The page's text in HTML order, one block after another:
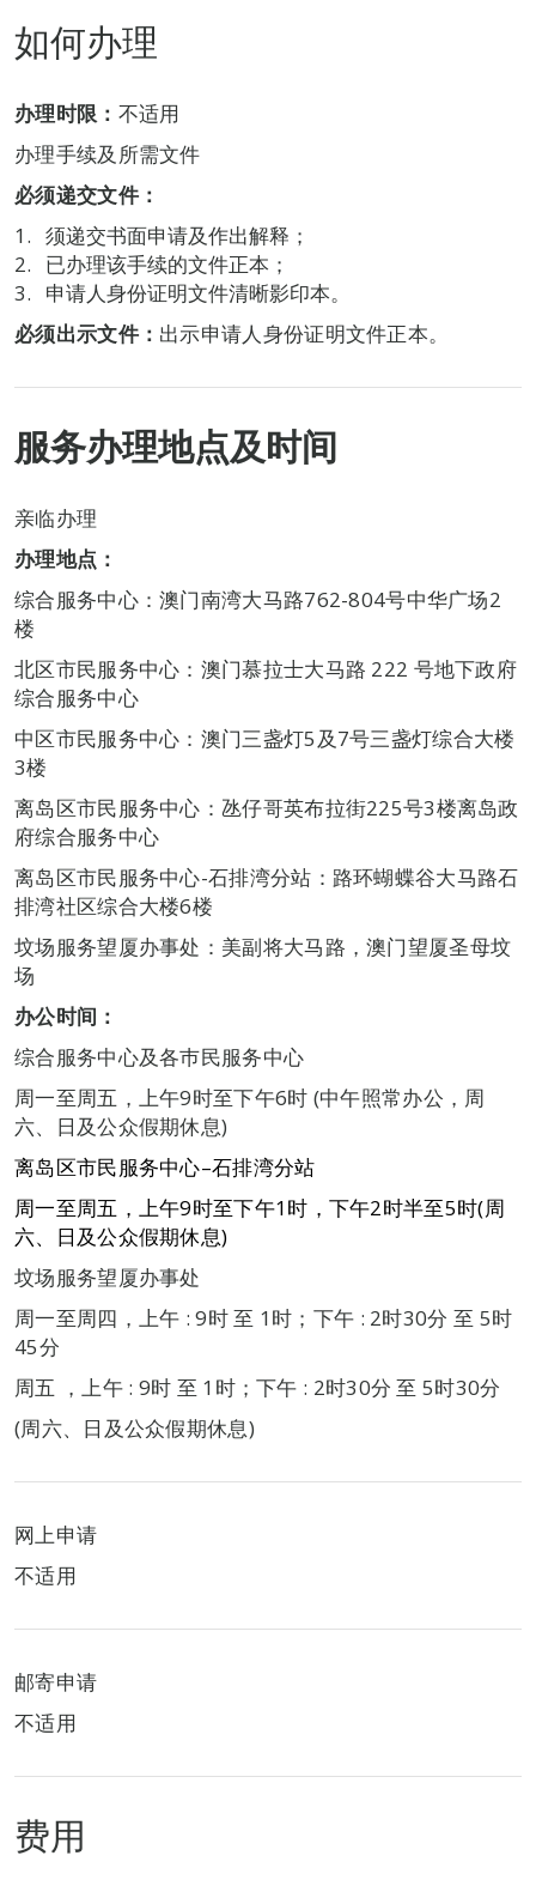
如何办理
办理时限： 不适用
办理手续及所需文件
必须递交文件：
须递交书面申请及作出解释；
已办理该手续的文件正本；
申请人身份证明文件清晰影印本。
必须出示文件： 出示申请人身份证明文件正本。
服务办理地点及时间
亲临办理
办理地点：
综合服务中心：澳门南湾大马路762-804号中华广场2
楼
北区市民服务中心：澳门慕拉士大马路 222 号地下政府
综合服务中心
中区市民服务中心：澳门三盏灯5及7号三盏灯综合大楼
3楼
离岛区市民服务中心：氹仔哥英布拉街225号3楼离岛政
府综合服务中心
离岛区市民服务中心-石排湾分站：路环蝴蝶谷大马路石
排湾社区综合大楼6楼
坟场服务望厦办事处：美副将大马路，澳门望厦圣母坟
场
办公时间：
综合服务中心及各巿民服务中心
周一至周五，上午9时至下午6时 (中午照常办公，周
六、日及公众假期休息)
离岛区市民服务中心–石排湾分站
周一至周五，上午9时至下午1时，下午2时半至5时(周
六、日及公众假期休息)
坟场服务望厦办事处
周一至周四，上午 : 9时 至 1时；下午 : 2时30分 至 5时
45分
周五 ，上午 : 9时 至 1时；下午 : 2时30分 至 5时30分
(周六、日及公众假期休息)
网上申请
不适用
邮寄申请
不适用
费用